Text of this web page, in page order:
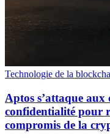
Technologie de la
Aptos s’attaque aux
confidentialité pour
compromis de la